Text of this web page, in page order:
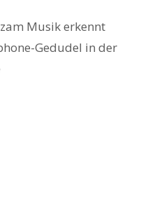
Musik erkennt
Gedudel in der